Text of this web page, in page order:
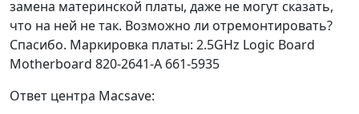
замена материнской платы, даже не могут сказать,
что на ней не так. Возможно ли отремонтировать?
Спасибо. Маркировка платы: 2.5GHz Logic Board
Motherboard 820-2641-A 661-5935
Ответ центра Macsave: